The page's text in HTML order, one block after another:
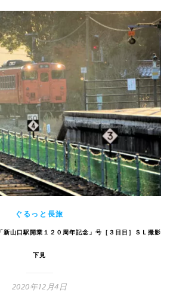
ぐるっと長旅
新山口駅開業１２０周年記念」号［３日目］ＳＬ撮影
下見
2020年12月4日